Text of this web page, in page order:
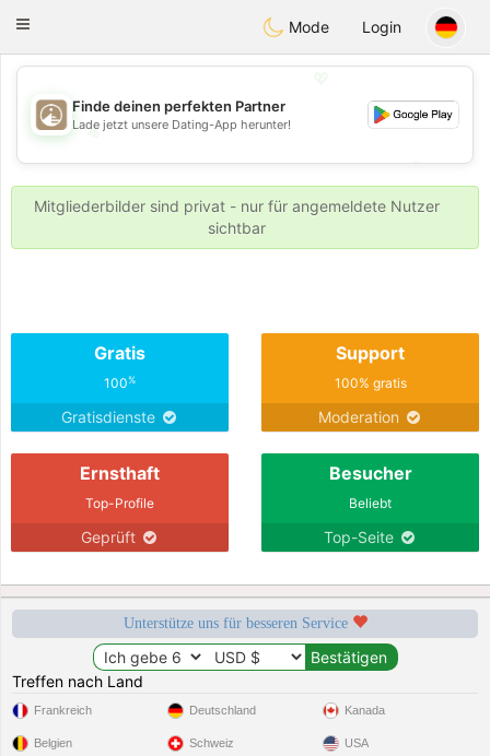
ahebik
Toggle
Mode Login
💖
💕
💕
Finde deinen perfekten Partner
Lade jetzt unsere Dating-App herunter!
Mitgliederbilder sind privat - nur für angemeldete Nutzer
sichtbar
Gratis
100%
Gratisdienste
Support
100% gratis
Moderation
Ernsthaft
Top-Profile
Geprüft
Besucher
Beliebt
Top-Seite
Unterstütze uns für besseren Service
Treffen nach Land
Frankreich
Belgien
Deutschland
Schweiz
Kanada
USA